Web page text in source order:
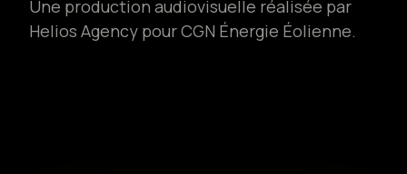
Une production audiovisuelle réalisée par
Helios Agency pour CGN Énergie Éolienne.